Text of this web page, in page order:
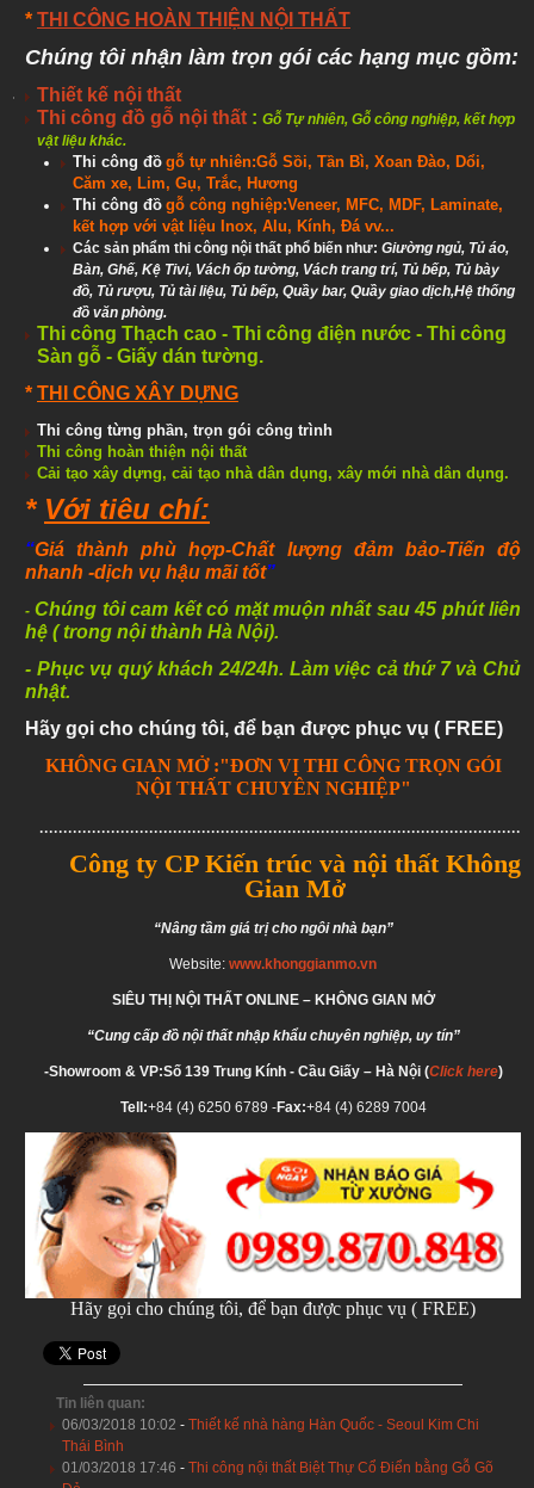
* THI CÔNG HOÀN THIỆN NỘI THẤT
Chúng tôi nhận làm trọn gói các hạng mục gồm:
Thiết kế nội thất
Thi công đồ gỗ nội thất : Gỗ Tự nhiên, Gỗ công nghiệp, kết hợp
vật liệu khác.
Thi công đồ gỗ tự nhiên:Gỗ Sồi, Tần Bì, Xoan Đào, Dổi,
Căm xe, Lim, Gụ, Trắc, Hương
Thi công đồ gỗ công nghiệp:Veneer, MFC, MDF, Laminate,
kết hợp với vật liệu Inox, Alu, Kính, Đá vv...
Các sản phẩm thi công nội thất phổ biến như: Giường ngủ, Tủ áo,
Bàn, Ghế, Kệ Tivi, Vách ốp tường, Vách trang trí, Tủ bếp, Tủ bày
đồ, Tủ rượu, Tủ tài liệu, Tủ bếp, Quầy bar, Quầy giao dịch,Hệ thống
đồ văn phòng.
Thi công Thạch cao - Thi công điện nước - Thi công
Sàn gỗ - Giấy dán tường.
* THI CÔNG XÂY DỰNG
Thi công từng phần, trọn gói công trình
Thi công hoàn thiện nội thất
Cải tạo xây dựng, cải tạo nhà dân dụng, xây mới nhà dân dụng.
* Với tiêu chí:
“Giá thành phù hợp-Chất lượng đảm bảo-Tiến độ
nhanh -dịch vụ hậu mãi tốt”
- Chúng tôi cam kết có mặt muộn nhất sau 45 phút liên
hệ ( trong nội thành Hà Nội).
- Phục vụ quý khách 24/24h. Làm việc cả thứ 7 và Chủ
nhật.
Hãy gọi cho chúng tôi, để bạn được phục vụ ( FREE)
KHÔNG GIAN MỞ :"ĐƠN VỊ THI CÔNG TRỌN GÓI
NỘI THẤT CHUYÊN NGHIỆP"
Công ty CP Kiến trúc và nội thất Không
Gian Mở
“Nâng tầm giá trị cho ngôi nhà bạn”
Website: www.khonggianmo.vn
SIÊU THỊ NỘI THẤT ONLINE – KHÔNG GIAN MỞ
“Cung cấp đồ nội thất nhập khẩu chuyên nghiệp, uy tín”
-Showroom & VP:Số 139 Trung Kính - Cầu Giấy – Hà Nội (Click here)
Tell:+84 (4) 6250 6789 -Fax:+84 (4) 6289 7004
Hãy gọi cho chúng tôi, để bạn được phục vụ ( FREE)
Tin liên quan:
06/03/2018 10:02 - Thiết kế nhà hàng Hàn Quốc - Seoul Kim Chi
Thái Bình
01/03/2018 17:46 - Thi công nội thất Biệt Thự Cổ Điển bằng Gỗ Gõ